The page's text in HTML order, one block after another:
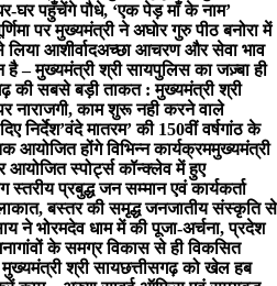
घर पहुँचेंगे पौधे, ‘एक पेड़ माँ के नाम’
पर मुख्यमंत्री ने अघोर गुरु पीठ बनोरा में
लिया आशीर्वादअच्छा आचरण और सेवा भाव
– मुख्यमंत्री श्री सायपुलिस का जज़्बा ही
की सबसे बड़ी ताकत : मुख्यमंत्री श्री
नाराजगी, काम शुरू नही करने वाले
निर्देश’वंदे मातरम’ की 150वीं वर्षगांठ के
होंगे विभिन्न कार्यक्रममुख्यमंत्री
आयोजित स्पोर्ट्स कॉन्क्लेव में हुए
स्तरीय प्रबुद्ध जन सम्मान एवं कार्यकर्ता
बस्तर की समृद्ध जनजातीय संस्कृति से
ने भोरमदेव धाम में की पूजा-अर्चना, प्रदेश
गांवों के समग्र विकास से ही विकसित
श्री सायछत्तीसगढ़ को खेल हब